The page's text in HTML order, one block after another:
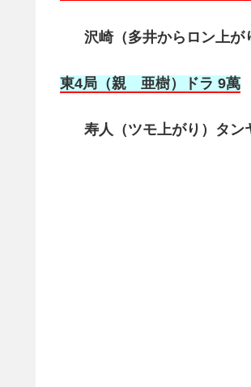
沢崎（多井からロン上
東4局（親 亜樹）ドラ 9萬
寿人（ツモ上がり）タ